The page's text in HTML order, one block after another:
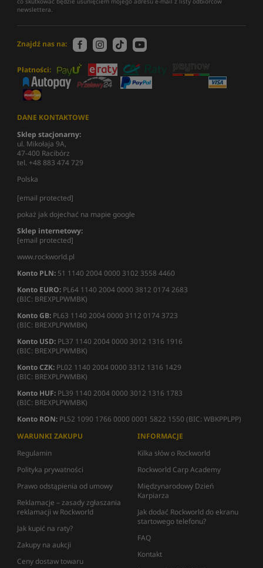
newslettera.
Znajdź nas na:
Płatności:
DANE KONTAKTOWE
Sklep stacjonarny:
ul. Mikołaja 9A,
47-400 Racibórz
tel. +48 883 474 729
Polska
[email protected]
pokaż jak dojechać na mapie google
Sklep internetowy:
[email protected]
www.rockworld.pl
Konto PLN: 51 1140 2004 0000 3102 3558 4460
Konto EURO: PL64 1140 2004 0000 3812 0174 2683
(BIC: BREXPLPWMBK)
Konto GB: PL63 1140 2004 0000 3112 0174 3723
(BIC: BREXPLPWMBK)
Konto USD: PL37 1140 2004 0000 3012 1316 1916
(BIC: BREXPLPWMBK)
Konto CZK: PL02 1140 2004 0000 3312 1316 1429
(BIC: BREXPLPWMBK)
Konto HUF: PL39 1140 2004 0000 3012 1316 1783
(BIC: BREXPLPWMBK)
Konto RON: PL52 1090 1766 0000 0001 5822 1550 (BIC: WBKPPLPP)
WARUNKI ZAKUPU
Regulamin
Polityka prywatności
Prawo odstąpienia od umowy
Reklamacje – zasady zgłaszania
reklamacji w Rockworld
Jak kupić na raty?
Zakupy na aukcji
Ceny dostaw towaru
INFORMACJE
Kilka słów o Rockworld
Rockworld Carp Academy
Międzynarodowy Dzień
Karpiarza
Jak dodać Rockworld do ekranu
startowego telefonu?
FAQ
Kontakt